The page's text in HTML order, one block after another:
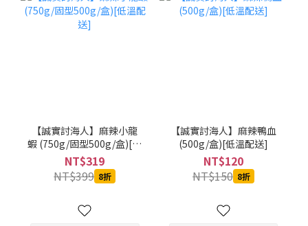
【誠實討海人】麻辣小龍
蝦 (750g/固型500g/盒)[低
溫配送]
NT$319
NT$399 8折
【誠實討海人】麻辣鴨血
(500g/盒)[低溫配送]
NT$120
NT$150 8折